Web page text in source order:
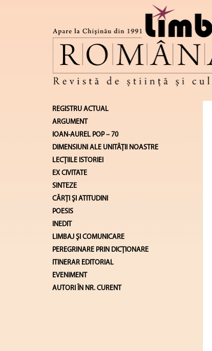
REGISTRU ACTUAL
ARGUMENT
IOAN-AUREL POP – 70
DIMENSIUNI ALE UNITĂŢII NOASTRE
LECŢIILE ISTORIEI
EX CIVITATE
SINTEZE
CĂRŢI ŞI ATITUDINI
POESIS
INEDIT
LIMBAJ ŞI COMUNICARE
PEREGRINARE PRIN DICȚIONARE
ITINERAR EDITORIAL
EVENIMENT
AUTORI ÎN NR. CURENT